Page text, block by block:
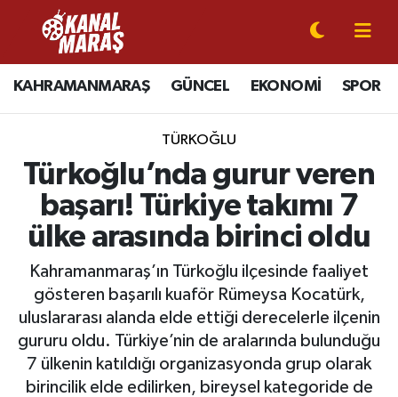
KAHRAMANMARAŞ GÜNCEL EKONOMİ SPOR
TÜRKOĞLU
Türkoğlu’nda gurur veren
başarı! Türkiye takımı 7
ülke arasında birinci oldu
Kahramanmaraş’ın Türkoğlu ilçesinde faaliyet
gösteren başarılı kuaför Rümeysa Kocatürk,
uluslararası alanda elde ettiği derecelerle ilçenin
gururu oldu. Türkiye’nin de aralarında bulunduğu
7 ülkenin katıldığı organizasyonda grup olarak
birincilik elde edilirken, bireysel kategoride de
CANLI YAYIN
KAHRAMANMARAŞ
SPOR
SİYASET
EKONOMİ
GÜNDEM
MAGAZİN
Kahramanmaraş Nöbetçi Eczaneler
Kahramanmaraş Hava Durumu
Kahramanmaraş Trafik Yoğunluk Haritası
Süper Lig Puan Durumu ve Fikstür
Tüm Manşetler
Son Dakika Haberleri
Haber Arşivi